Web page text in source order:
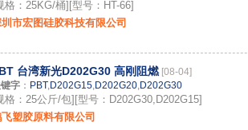
格：25KG/桶][型号：HT-66]
市宏图硅胶科技有限公司
台湾新光D202G30 高刚阻燃 [08-04]
字 ： PBT,D202G15,D202G20,D202G30
格：25公斤/包][型号：D202G30,D202G15]
飞塑胶原料有限公司